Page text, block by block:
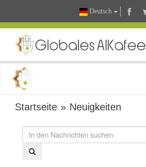
Deutsch
Startseite » Neuigkeiten